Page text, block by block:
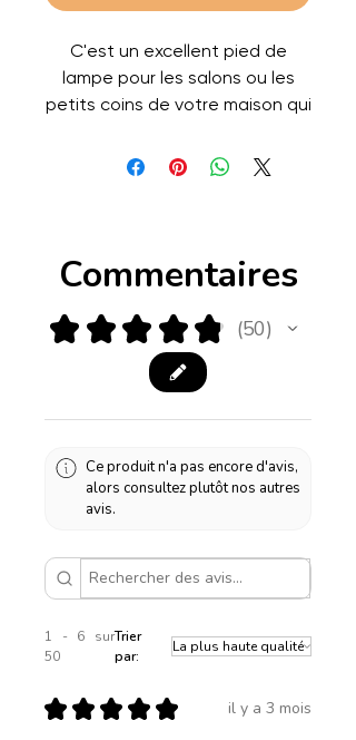
C'est un excellent pied de
lampe pour les salons ou les
petits coins de votre maison qui
base est en céramique et peut
42 cm. Le câble de ce pied de
lampe est en plastique noir,
mais peut également être
commandé en transparent,
blanc ou satiné.
Hauteur : 42 cm
Largeur : 17 cm
Commentaires
★ ★ ★ ★ ★ 50
50
Ce produit n'a pas encore d'avis,
alors consultez plutôt nos autres
avis.
1 - 6 sur
50
Trier
par:
★ ★ ★ ★ ★ il y a 3 mois